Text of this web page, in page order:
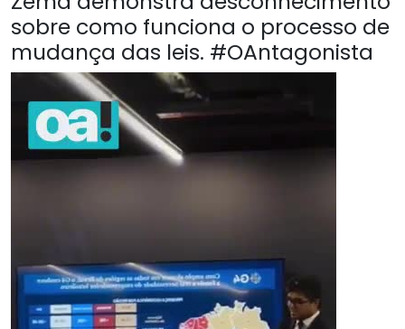
sobre como funciona o processo de
mudança das leis. #OAntagonista